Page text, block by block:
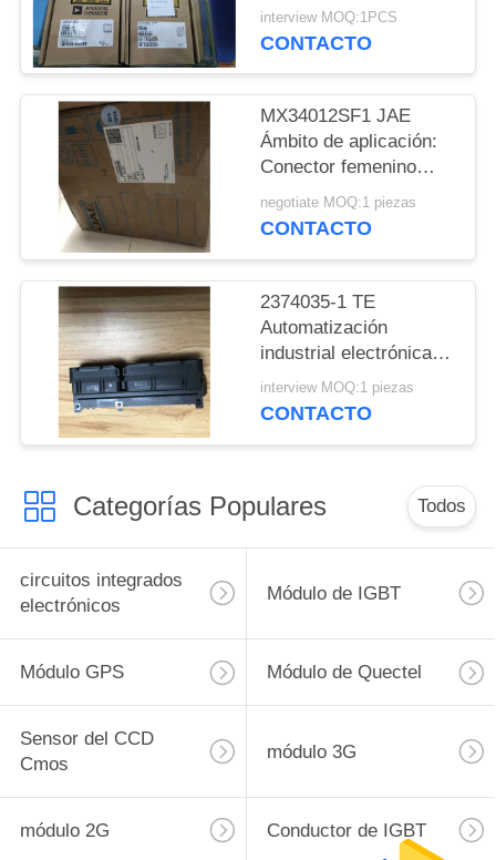
POLÍTICAS
DE
PRIVACIDAD
precisión de 8
terminales que ofrece
interview MOQ:1PCS
CONTACTO
MX34012SF1 JAE
Ámbito de aplicación:
Conector femenino
para vehículos
negotiate MOQ:1 piezas
CONTACTO
2374035-1 TE
Automatización
industrial electrónica
de consumo Equipos
médicos
interview MOQ:1 piezas
CONTACTO
Categorías Populares Todos
circuitos integrados
electrónicos
Módulo de IGBT
Módulo GPS Módulo de Quectel
Sensor del CCD
Cmos
módulo 3G
módulo 2G Conductor de IGBT